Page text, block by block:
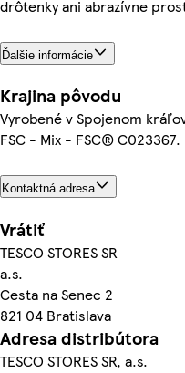
drôtenky ani abrazívne
Ďalšie informácie
Krajina pôvodu
Vyrobené v Spojenom
FSC - Mix - FSC® C023367.
Kontaktná adresa
Vrátiť
TESCO STORES SR
a.s.
Cesta na Senec 2
821 04 Bratislava
Adresa distribútora
TESCO STORES SR, a.s.